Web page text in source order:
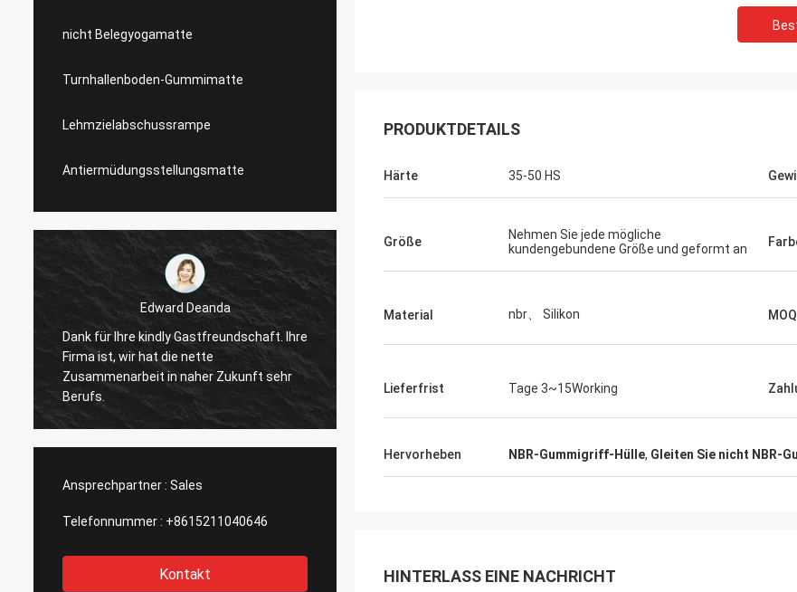
nicht Belegyogamatte
Turnhallenboden-Gummimatte
Lehmzielabschussrampe
Antiermüdungsstellungsmatte
Edward Deanda
kindly Gastfreundschaft. Ihre
die nette
in naher Zukunft sehr
Edward Deanda
Dank für Ihre kindly Gastfreundschaft. Ihre
Firma ist, wir hat die nette
Zusammenarbeit in naher Zukunft sehr
Ansprechpartner : Sales
Telefonnummer : +8615211040646
Kontakt
PRODUKTDETAILS
Härte 35-50 HS
Größe
Nehmen Sie jede mögliche
kundengebundene Größe und geformt an
Material nbr、 Silikon MOQ
Lieferfrist Tage 3~15Working
Hervorheben NBR-Gummigriff-Hülle, Gleiten Sie nicht NBR-
HINTERLASS EINE NACHRICHT